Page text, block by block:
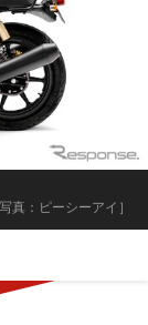
写真：ピーシーアイ］